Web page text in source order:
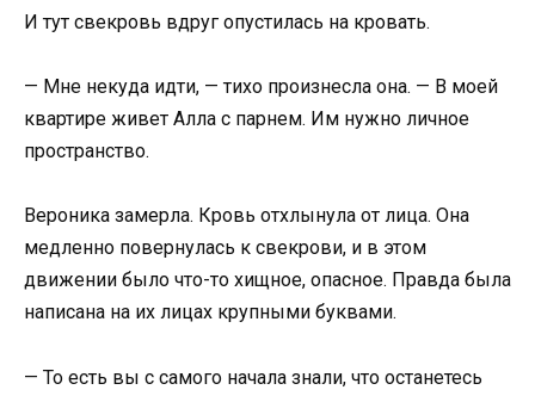
И тут свекровь вдруг опустилась на кровать.
— Мне некуда идти, — тихо произнесла она. — В моей
квартире живет Алла с парнем. Им нужно личное
пространство.
Вероника замерла. Кровь отхлынула от лица. Она
медленно повернулась к свекрови, и в этом
движении было что-то хищное, опасное. Правда была
написана на их лицах крупными буквами.
— То есть вы с самого начала знали, что останетесь